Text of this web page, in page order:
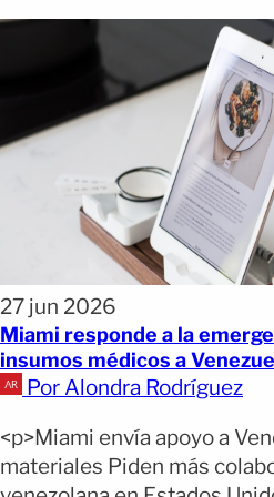
27 jun 2026
Miami responde a la
insumos médicos a
Por Alondra Rodríguez
<p>Miami envía apoyo a
materiales Piden más